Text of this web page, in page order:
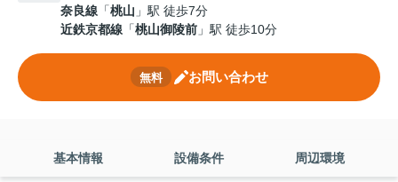
奈良線 「桃山 」駅 徒歩7分
近鉄京都線 「桃山御陵前 」駅 徒歩10分
無料 お問い合わせ
基本情報 設備条件 周辺環境